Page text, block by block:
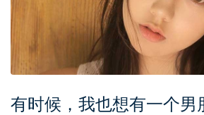
有时候，我也想有一个男